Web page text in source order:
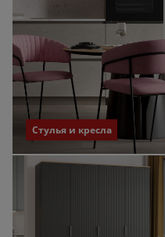
Стулья и кресла